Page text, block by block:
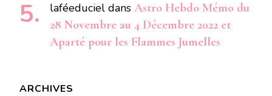
laféeduciel dans Astro Hebdo Mémo du
28 Novembre au 4 Décembre 2022 et
Aparté pour les Flammes Jumelles
ARCHIVES